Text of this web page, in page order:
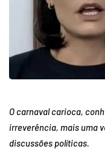
O carnaval carioca,
irreverência, mais uma
discussões políticas.